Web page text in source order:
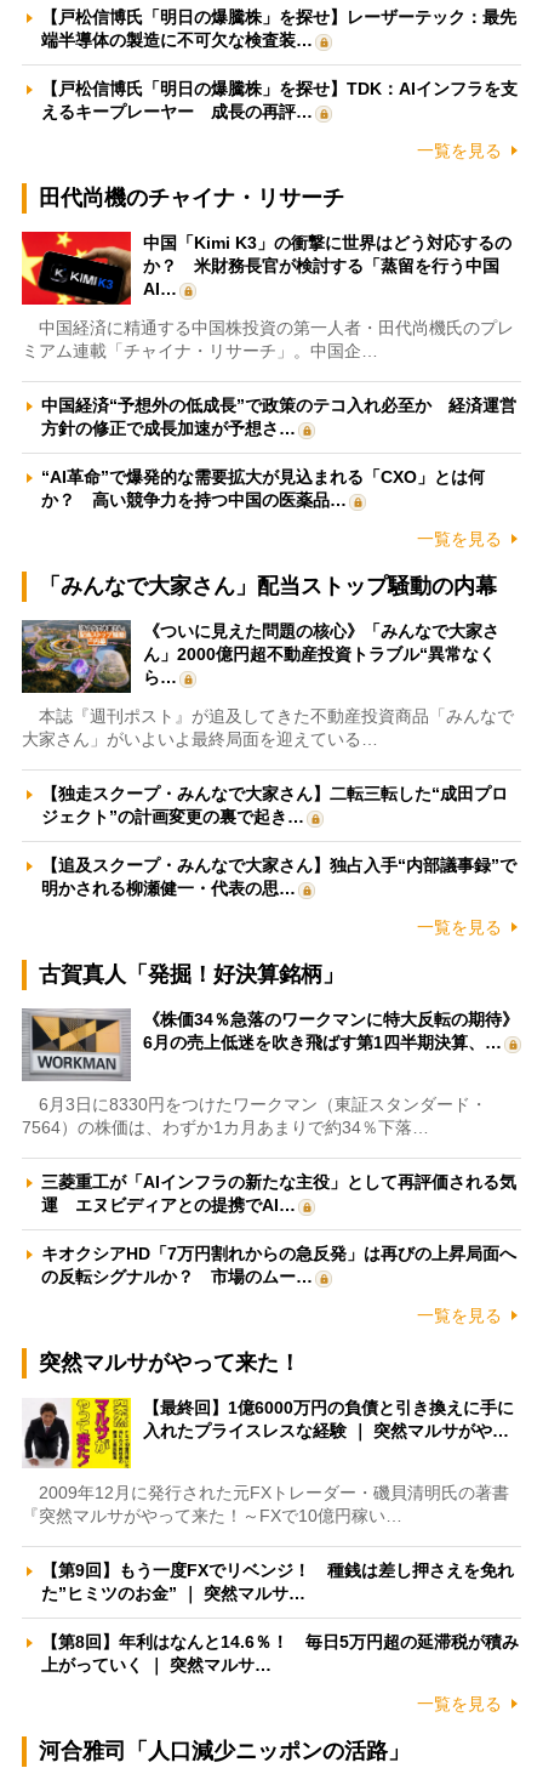
【戸松信博氏「明日の爆騰株」を探せ】レーザーテック：最先
端半導体の製造に不可欠な検査装…
【戸松信博氏「明日の爆騰株」を探せ】TDK：AIインフラを支
えるキープレーヤー 成長の再評…
一覧を見る
田代尚機のチャイナ・リサーチ
中国「Kimi K3」の衝撃に世界はどう対応するの
か？ 米財務長官が検討する「蒸留を行う中国
AI…
中国経済に精通する中国株投資の第一人者・田代尚機氏のプレ
ミアム連載「チャイナ・リサーチ」。中国企…
中国経済“予想外の低成長”で政策のテコ入れ必至か 経済運営
方針の修正で成長加速が予想さ…
“AI革命”で爆発的な需要拡大が見込まれる「CXO」とは何
か？ 高い競争力を持つ中国の医薬品…
一覧を見る
「みんなで大家さん」配当ストップ騒動の内幕
《ついに見えた問題の核心》「みんなで大家さ
ん」2000億円超不動産投資トラブル“異常なく
ら…
本誌『週刊ポスト』が追及してきた不動産投資商品「みんなで
大家さん」がいよいよ最終局面を迎えている…
【独走スクープ・みんなで大家さん】二転三転した“成田プロ
ジェクト”の計画変更の裏で起き…
【追及スクープ・みんなで大家さん】独占入手“内部議事録”で
明かされる柳瀬健一・代表の思…
一覧を見る
古賀真人「発掘！好決算銘柄」
《株価34％急落のワークマンに特大反転の期待》
6月の売上低迷を吹き飛ばす第1四半期決算、…
6月3日に8330円をつけたワークマン（東証スタンダード・
7564）の株価は、わずか1カ月あまりで約34％下落…
三菱重工が「AIインフラの新たな主役」として再評価される気
運 エヌビディアとの提携でAI…
キオクシアHD「7万円割れからの急反発」は再びの上昇局面へ
の反転シグナルか？ 市場のムー…
一覧を見る
突然マルサがやって来た！
【最終回】1億6000万円の負債と引き換えに手に
入れたプライスレスな経験 ｜ 突然マルサがや…
2009年12月に発行された元FXトレーダー・磯貝清明氏の著書
『突然マルサがやって来た！～FXで10億円稼い…
【第9回】もう一度FXでリベンジ！ 種銭は差し押さえを免れ
た”ヒミツのお金” ｜ 突然マルサ…
【第8回】年利はなんと14.6％！ 毎日5万円超の延滞税が積み
上がっていく ｜ 突然マルサ…
一覧を見る
河合雅司「人口減少ニッポンの活路」